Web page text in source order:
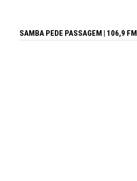
SAMBA PEDE PASSAGEM | 106,9 FM